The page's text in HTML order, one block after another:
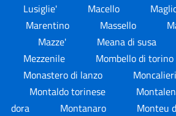
Lusiglie'
Macello
Marentino
Massello
Mazze'
Meana di susa
Mezzenile
Mombello di torino
Monastero di lanzo
Moncalieri
Montaldo torinese
dora
Montanaro Monteu